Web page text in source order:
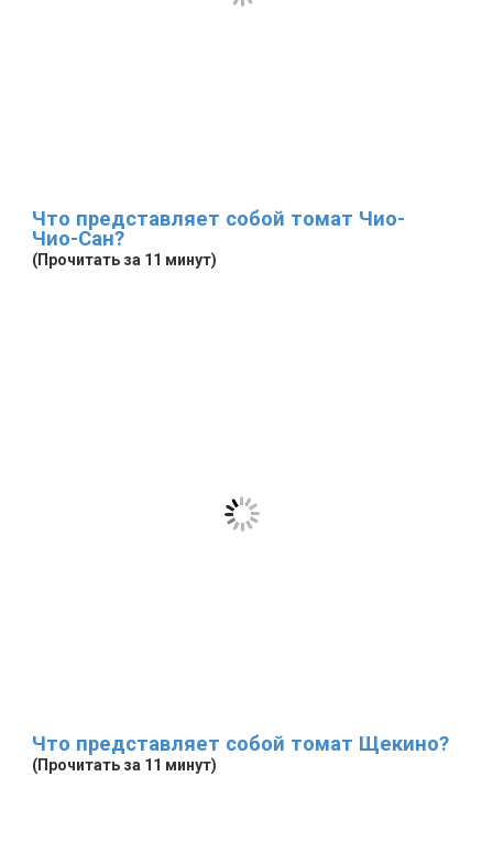
Что представляет собой томат Чио-
Чио-Сан?
(Прочитать за 11 минут)
Что представляет собой томат Щекино?
(Прочитать за 11 минут)